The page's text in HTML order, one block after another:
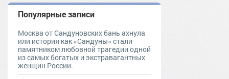
Популярные записи
Москва от Сандуновских бань ахнула
или история как «Сандуны» стали
памятником любовной трагедии одной
из самых богатых и экстравагантных
женщин России.